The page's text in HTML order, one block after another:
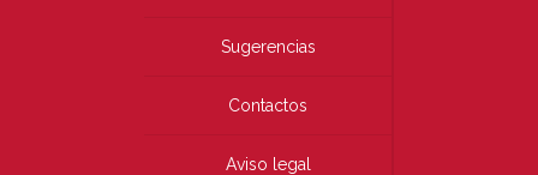
Sugerencias
Contactos
Aviso legal